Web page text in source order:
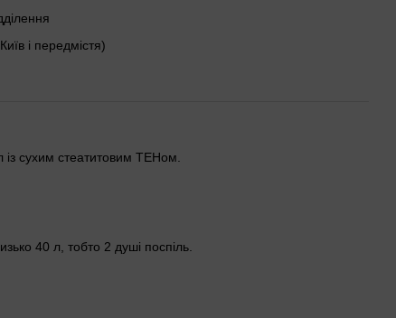
і передмістя)
сухим стеатитовим ТЕНом.
40 л, тобто 2 душі поспіль.